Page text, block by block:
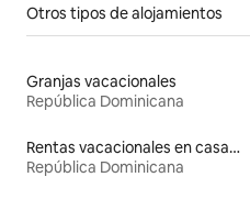
Otros tipos de alojamientos
Granjas vacacionales
República Dominicana
Rentas vacacionales en casas con inodoro de altura accesible
República Dominicana